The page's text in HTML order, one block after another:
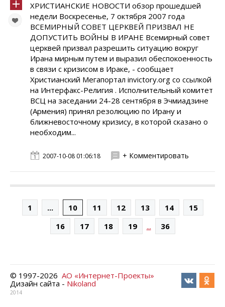
ХРИСТИАНСКИЕ НОВОСТИ обзор прошедшей
недели Воскресенье, 7 октября 2007 года
ВСЕМИРHЫЙ СОВЕТ ЦЕРКВЕЙ ПРИЗВАЛ HЕ
ДОПУСТИТЬ ВОЙHЫ В ИРАHЕ Всемирный совет
церквей призвал разрешить ситуацию вокруг
Ирана мирным путем и выразил обеспокоенность
в связи с кризисом в Ираке, - сообщает
Христианский Мегапортал invictory.org со ссылкой
на Интерфакс-Религия . Исполнительный комитет
ВСЦ на заседании 24-28 сентября в Эчмиадзине
(Армения) принял резолюцию по Ирану и
ближневосточному кризису, в которой сказано о
необходим...
2007-10-08 01:06:18 + Комментировать
1 ... 10 11 12 13 14
15
16
17 18 19 ... 36
© 1997-2026 АО «Интернет-Проекты»
Дизайн сайта - Nikoland
2014